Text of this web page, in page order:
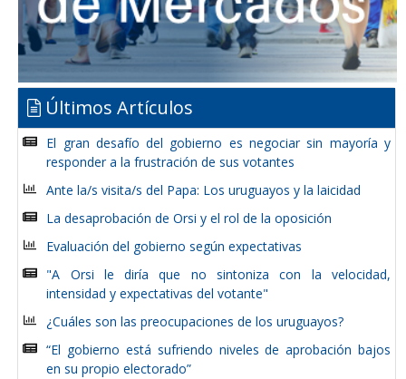
Últimos Artículos
El gran desafío del gobierno es negociar sin mayoría y
responder a la frustración de sus votantes
Ante la/s visita/s del Papa: Los uruguayos y la laicidad
La desaprobación de Orsi y el rol de la oposición
Evaluación del gobierno según expectativas
"A Orsi le diría que no sintoniza con la velocidad,
intensidad y expectativas del votante"
¿Cuáles son las preocupaciones de los uruguayos?
“El gobierno está sufriendo niveles de aprobación bajos
en su propio electorado”